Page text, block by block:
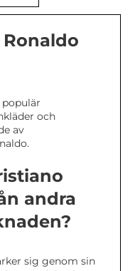
och
av
andra
sig genom sin